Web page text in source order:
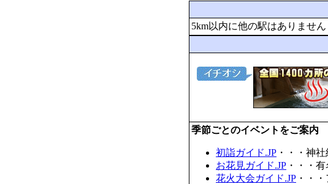
5km以内に他の駅はありません
季節ごとのイベントをご案内
初詣ガイド.JP ・・・神
お花見ガイド.JP ・・・
花火大会ガイド.JP ・・